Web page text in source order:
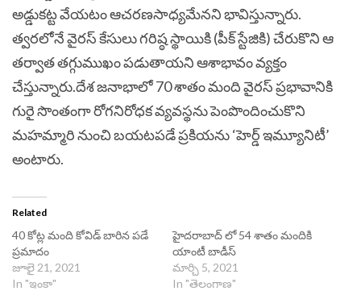
అడ్డుకట్ట వేయటం ఆచరణసాధ్యమేనని భావిస్తున్నారు.
త్వరలోనే వైరస్‌ కేసులు గరిష్ఠ స్థాయికి (పీక్‌ స్టేజికి) చేరుకొని ఆ
తర్వాత తగ్గుముఖం పడుతాయని ఆశాభావం వ్యక్తం
చేస్తున్నారు.దేశ జనాభాలో 70 శాతం మంది వైరస్‌ ప్రభావానికి
గురై సొంతంగా రోగనిరోధక వ్యవస్థను పెంపొందించుకొని
మహమ్మారి నుంచి బయటపడే ప్రకియను ‘హెర్డ్‌ ఇమ్యూనిటీ’
అంటారు.
Related
40 కోట్ల మంది కోవిడ్‌ బారిన పడే
ప్రమాదం
జూలై 21, 2021
In "ఇంకా"
హైదరాబాద్ లో 54 శాతం మందికి
యాంటీ బాడీస్
మార్చి 5, 2021
In "తెలంగాణ"